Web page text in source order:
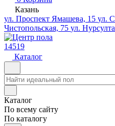
Казань
ул. Проспект Ямашева, 15 ул.
Чистопольская, 75 ул.
14519
Каталог
Каталог
По всему сайту
По каталогу